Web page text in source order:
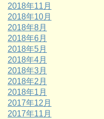
2018年11月
2018年10月
2018年8月
2018年6月
2018年5月
2018年4月
2018年3月
2018年2月
2018年1月
2017年12月
2017年11月